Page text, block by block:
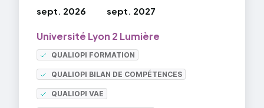
sept. 2026 sept. 2027
Université Lyon 2 Lumière
QUALIOPI FORMATION
QUALIOPI BILAN DE COMPÉTENCES
QUALIOPI VAE